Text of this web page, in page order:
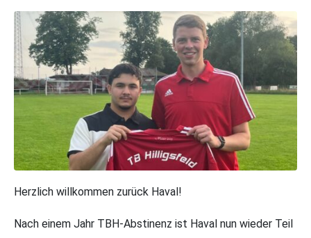
Herzlich willkommen zurück Haval!
Nach einem Jahr TBH-Abstinenz ist Haval nun wieder Teil